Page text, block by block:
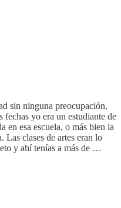
sin ninguna preocupación,
fechas yo era un estudiante de
en esa escuela, o más bien la
Las clases de artes eran lo
y ahí tenías a más de …